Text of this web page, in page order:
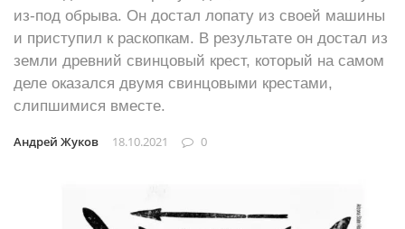
из-под обрыва. Он достал лопату из своей машины
и приступил к раскопкам. В результате он достал из
земли древний свинцовый крест, который на самом
деле оказался двумя свинцовыми крестами,
слипшимися вместе.
Андрей Жуков 18.10.2021 0